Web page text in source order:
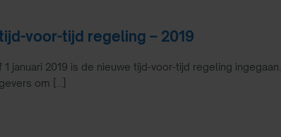
voor-tijd regeling – 2019
1 januari 2019 is de nieuwe tijd-voor-tijd regeling
om [...]